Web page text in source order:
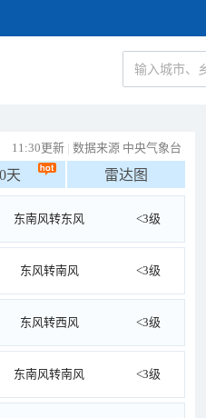
11:30更新 | 数据来源 中央气象台
天 雷达图
东南风转东风 <3级
东风转南风 <3级
东风转西风 <3级
东南风转南风 <3级